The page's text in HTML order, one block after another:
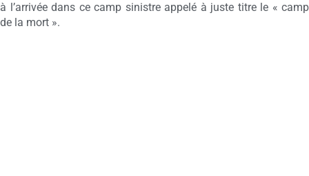
à l’arrivée dans ce camp sinistre appelé à juste titre le « camp
de la mort ».